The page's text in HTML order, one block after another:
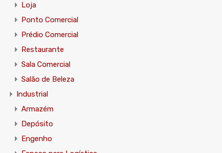
Loja
Ponto Comercial
Prédio Comercial
Restaurante
Sala Comercial
Salão de Beleza
Industrial
Armazém
Depósito
Engenho